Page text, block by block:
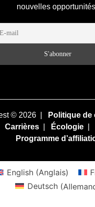
nouvelles
© 2026 | Politique
Carrières| Écologie|
Programme
English(Anglais)
Deutsch(